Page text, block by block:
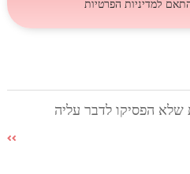
למדיניות הפרטיות
הפסיקו לדבר עליה